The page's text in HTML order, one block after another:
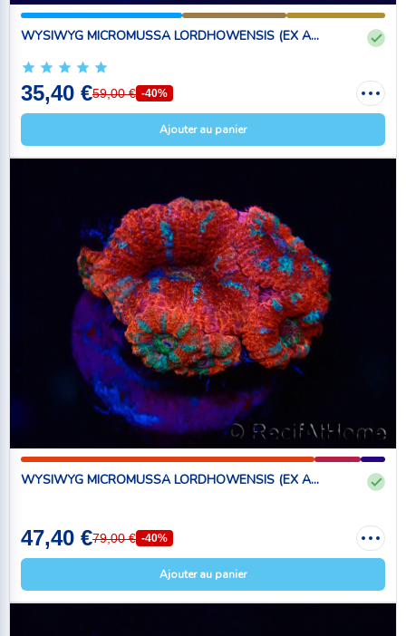
WYSIWYG MICROMUSSA LORDHOWENSIS (EX A...
35,40 €59,00 € -40%
Ajouter au panier
WYSIWYG MICROMUSSA LORDHOWENSIS (EX A...
47,40 €79,00 € -40%
Ajouter au panier